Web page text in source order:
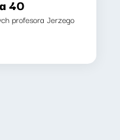
40
profesora Jerzego